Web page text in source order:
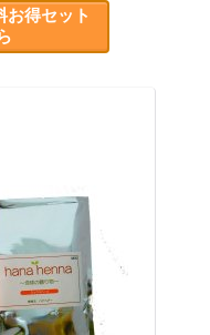
お得セット